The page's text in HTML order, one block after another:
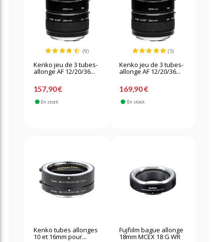
(9)
Kenko jeu de 3 tubes-
allonge AF 12/20/36...
157,90 €
En stock
(5)
Kenko jeu de 3 tubes-
allonge AF 12/20/36...
169,90 €
En stock
Kenko tubes allonges
10 et 16mm pour...
Fujfiilm bague allonge
18mm MCEX 18 G WR